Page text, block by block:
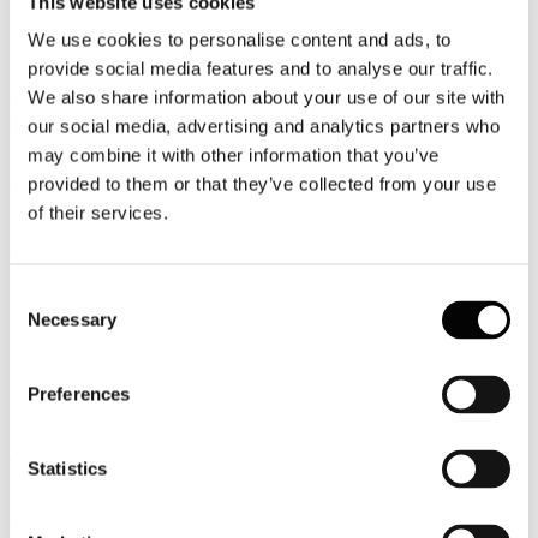
We use cookies to personalise content and ads, to
provide social media features and to analyse our traffic.
We also share information about your use of our site with
our social media, advertising and analytics partners who
may combine it with other information that you’ve
provided to them or that they’ve collected from your use
of their services.
Selection
Necessary
Preferences
Statistics
2026
News 2026
GiGroup: cresce l'occupazione all'alberghiero, ma manca personale
qualificato
L'occupazione nel settore alberghiero continua a crescere, ma la
sfida per le imprese si sposta sempre più sulla capacità di attrarre e
trattenere personale qualificato.
Luglio
2026
Airbnb: agosto non è più il mese più ricercato dagli italiani
estive: oltre il 60% degli italiani rinuncia a partire in questo mese,
complice anche il desiderio di risparmiare e sfuggire al caldo e alla
conferma la scelta preferita per quasi un intervistato su due, ovvero